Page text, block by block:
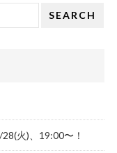
SEARCH
火)、19:00〜！